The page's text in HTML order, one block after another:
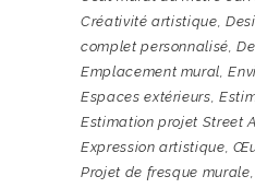
Créativité artistique,
complet personnalisé,
Emplacement mural,
Espaces extérieurs,
Estimation projet Street
Expression artistique,
Projet de fresque murale,